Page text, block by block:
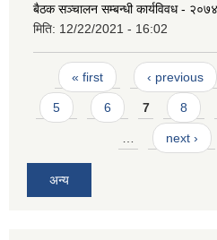
बैठक सञ्चालन सम्बन्धी कार्यविवध - २०७४
मिति: 12/22/2021 - 16:02
Pages
« first ‹ previous
5 6 7 8
next ›
अन्य